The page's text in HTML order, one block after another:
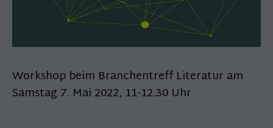
Workshop beim Branchentreff Literatur am
Samstag 7. Mai 2022, 11-12.30 Uhr